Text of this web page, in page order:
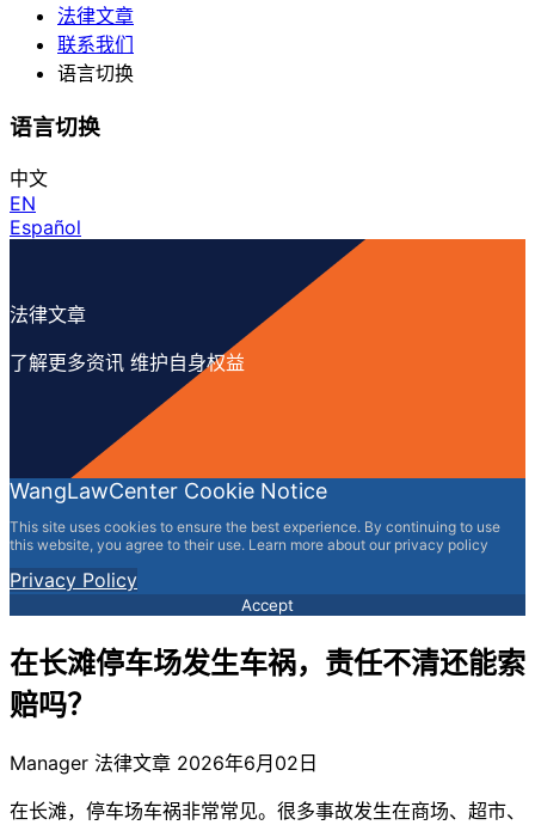
法律文章
联系我们
语言切换
语言切换
中文
EN
Español
法律文章
了解更多资讯 维护自身权益
WangLawCenter Cookie Notice
This site uses cookies to ensure the best experience. By continuing to use
this website, you agree to their use. Learn more about our privacy policy
Privacy Policy
Accept
在长滩停车场发生车祸，责任不清还能索
赔吗？
Manager 法律文章 2026年6月02日
在长滩，停车场车祸非常常见。很多事故发生在商场、超市、